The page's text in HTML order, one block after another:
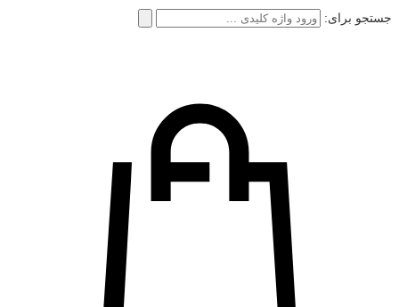
جستجو برای: